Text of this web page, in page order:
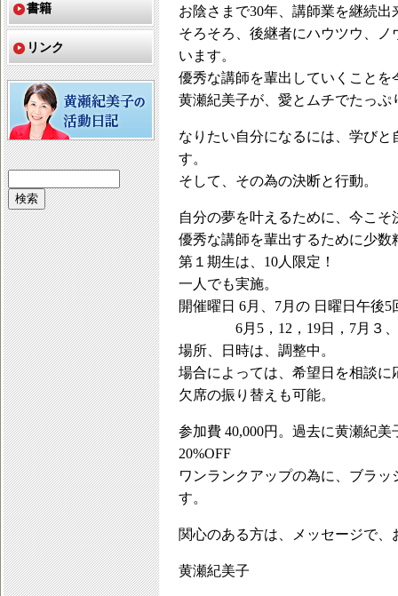
お陰さまで30年、講師業を継続
そろそろ、後継者にハウツウ、
います。
優秀な講師を輩出していくこと
黄瀬紀美子が、愛とムチでたっ
なりたい自分になるには、学び
す。
そして、その為の決断と行動。
自分の夢を叶えるために、今こそ
優秀な講師を輩出するために少数
第１期生は、10人限定！
一人でも実施。
開催曜日 6月、7月の 日曜日午後5
6月5，12，19日，7月３、17
場所、日時は、調整中。
場合によっては、希望日を相談に
欠席の振り替えも可能。
参加費 40,000円。過去に黄瀬紀
20%OFF
ワンランクアップの為に、ブラ
す。
関心のある方は、メッセージで、
黄瀬紀美子
書籍
リンク